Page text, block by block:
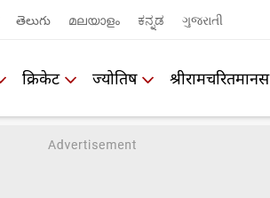
తెలుగు മലയാളം ಕನ್ನಡ ગુજરાતી
क्रिकेट ज्योतिष श्रीरामचरितमानस